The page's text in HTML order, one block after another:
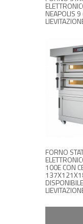
NEAPOLIS
FORNO
100E CON